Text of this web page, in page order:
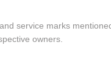
service marks
owners.